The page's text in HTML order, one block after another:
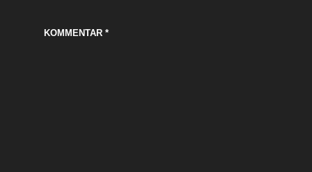
KOMMENTAR *